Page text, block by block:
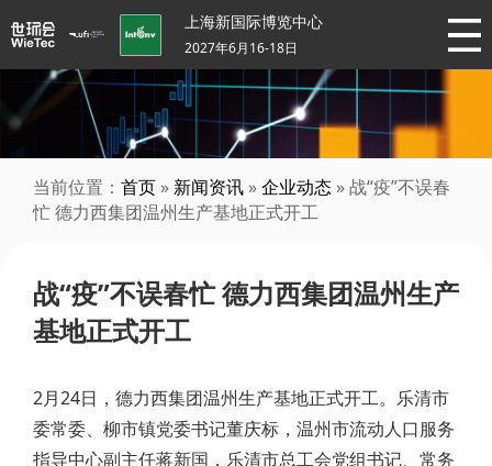
上海新国际博览中心
2027年6月16-18日
当前位置： 首页 » 新闻资讯 »企业动态 » 战“疫”不误春
忙 德力西集团温州生产基地正式开工
战“疫”不误春忙 德力西集团温州生产
基地正式开工
2月24日，德力西集团温州生产基地正式开工。乐清市
委常委、柳市镇党委书记董庆标，温州市流动人口服务
指导中心副主任蒋新国，乐清市总工会党组书记、常务